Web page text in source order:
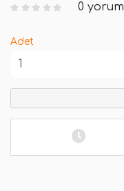
0 yorum
Adet